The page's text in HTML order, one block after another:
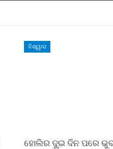
ବିଶ୍ୱାସ
ହୋଲିର ଦୁ୍‌ଇ ଦିନ ପରେ